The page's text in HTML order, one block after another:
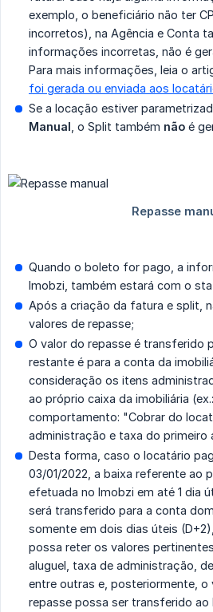
exemplo, o beneficiário não ter
incorretos), na Agência e Conta
informações incorretas, não é
Para mais informações, leia o
foi gerada ou enviada aos
Se a locação estiver
Manual , o Split também não é
Quando o boleto for pago, a
Imobzi, também estará com o
Após a criação da fatura e split,
valores de repasse;
O valor do repasse é transferido
restante é para a conta da
consideração os itens
ao próprio caixa da imobiliária
comportamento: "Cobrar do
administração e taxa do primeiro
Desta forma, caso o locatário
03/01/2022, a baixa referente ao
efetuada no Imobzi em até 1 dia
será transferido para a conta
somente em dois dias úteis
possa reter os valores
aluguel, taxa de administração,
entre outras e, posteriormente, o
repasse possa ser transferido ao